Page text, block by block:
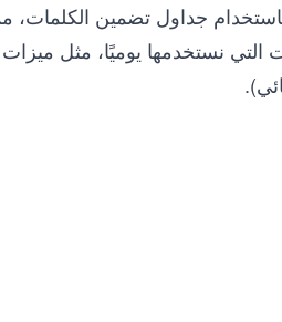
جداول تضمين الكلمات،
التي نستخدمها يوميًا، مثل